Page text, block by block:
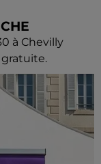
à Chevilly
gratuite.